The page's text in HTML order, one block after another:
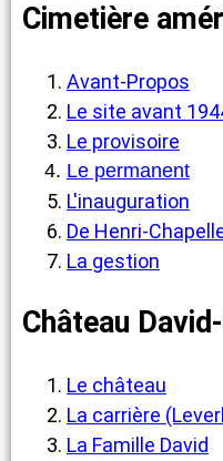
Cimetière
Avant-Propos
Le site avant
Le provisoire
Le permanent
L'inauguration
De Henri-
La gestion
Château
Le château
La carrière
La Famille David